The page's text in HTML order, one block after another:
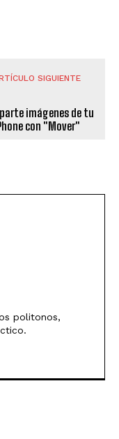
SIGUIENTE
imágenes de tu
con "Mover"
politonos,